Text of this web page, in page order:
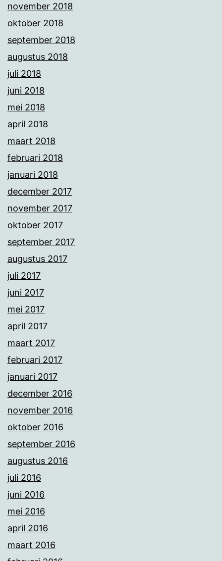
november 2018
oktober 2018
september 2018
augustus 2018
juli 2018
juni 2018
mei 2018
april 2018
maart 2018
februari 2018
januari 2018
december 2017
november 2017
oktober 2017
september 2017
augustus 2017
juli 2017
juni 2017
mei 2017
april 2017
maart 2017
februari 2017
januari 2017
december 2016
november 2016
oktober 2016
september 2016
augustus 2016
juli 2016
juni 2016
mei 2016
april 2016
maart 2016